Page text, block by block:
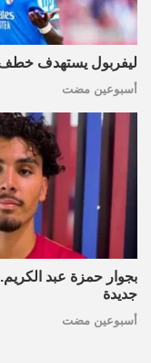
ليفربول يستهدف
أسبوعين مضت
بجوار حمزة عبد
جديدة
أسبوعين مضت